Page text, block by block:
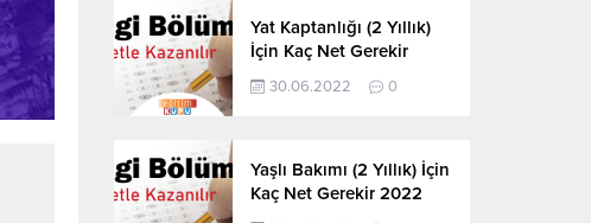
Yat Kaptanlığı (2 Yıllık)
İçin Kaç Net Gerekir
2022
30.06.2022 0
Yaşlı Bakımı (2 Yıllık) İçin
Kaç Net Gerekir 2022